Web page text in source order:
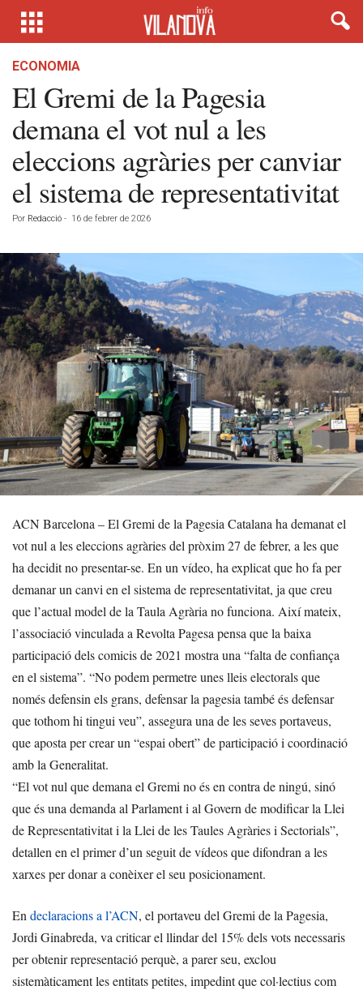
ECONOMIA
El Gremi de la Pagesia
demana el vot nul a les
eleccions agràries per canviar
el sistema de representativitat
Por Redacció - 16 de febrer de 2026
ACN Barcelona – El Gremi de la Pagesia Catalana ha demanat el
vot nul a les eleccions agràries del pròxim 27 de febrer, a les que
ha decidit no presentar-se. En un vídeo, ha explicat que ho fa per
demanar un canvi en el sistema de representativitat, ja que creu
que l’actual model de la Taula Agrària no funciona. Així mateix,
l’associació vinculada a Revolta Pagesa pensa que la baixa
participació dels comicis de 2021 mostra una “falta de confiança
en el sistema”. “No podem permetre unes lleis electorals que
només defensin els grans, defensar la pagesia també és defensar
que tothom hi tingui veu”, assegura una de les seves portaveus,
que aposta per crear un “espai obert” de participació i coordinació
amb la Generalitat.
“El vot nul que demana el Gremi no és en contra de ningú, sinó
que és una demanda al Parlament i al Govern de modificar la Llei
de Representativitat i la Llei de les Taules Agràries i Sectorials”,
detallen en el primer d’un seguit de vídeos que difondran a les
xarxes per donar a conèixer el seu posicionament.
En declaracions a l’ACN, el portaveu del Gremi de la Pagesia,
Jordi Ginabreda, va criticar el llindar del 15% dels vots necessaris
per obtenir representació perquè, a parer seu, exclou
sistemàticament les entitats petites, impedint que col·lectius com